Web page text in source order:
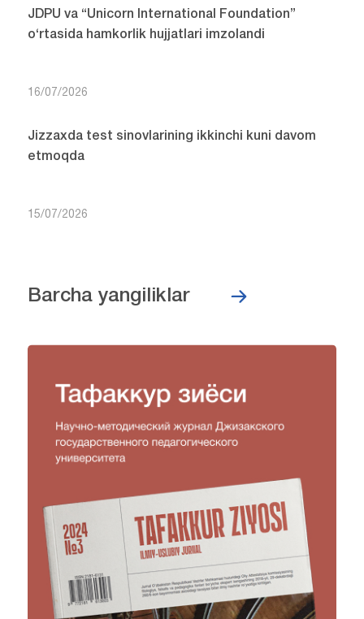
JDPU va “Unicorn International Foundation”
o‘rtasida hamkorlik hujjatlari imzolandi
16/07/2026
Jizzaxda test sinovlarining ikkinchi kuni davom
etmoqda
15/07/2026
Barcha yangiliklar